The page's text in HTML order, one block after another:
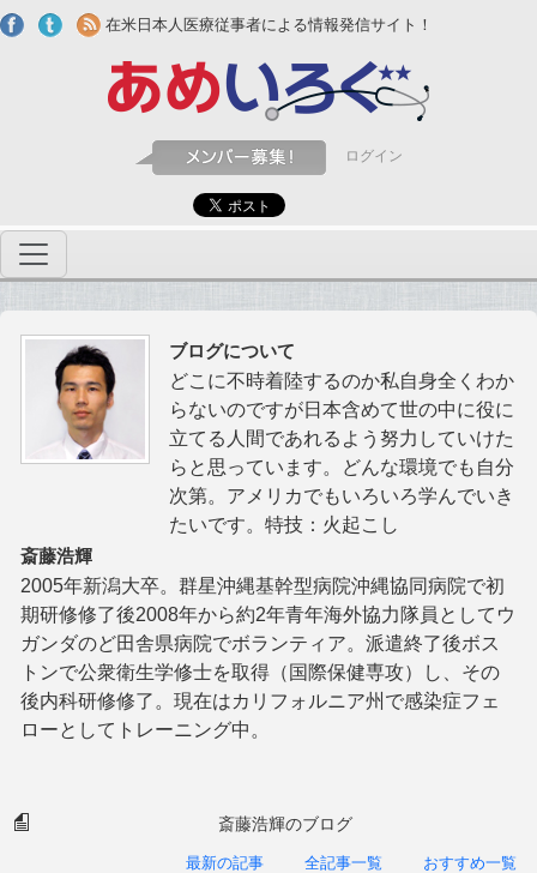
Skip to main content
在米日本人医療従事者による情報発信サイト！
ログイン
ブログについて
どこに不時着陸するのか私自身全くわか
らないのですが日本含めて世の中に役に
立てる人間であれるよう努力していけた
らと思っています。どんな環境でも自分
次第。アメリカでもいろいろ学んでいき
たいです。特技：火起こし
斎藤浩輝
2005年新潟大卒。群星沖縄基幹型病院沖縄協同病院で初
期研修修了後2008年から約2年青年海外協力隊員としてウ
ガンダのど田舎県病院でボランティア。派遣終了後ボス
トンで公衆衛生学修士を取得（国際保健専攻）し、その
後内科研修修了。現在はカリフォルニア州で感染症フェ
ローとしてトレーニング中。
斎藤浩輝のブログ
最新の記事 全記事一覧 おすすめ一覧